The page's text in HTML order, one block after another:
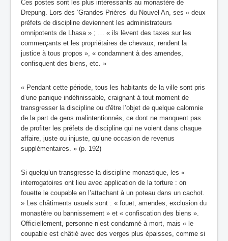
Ces postes sont les plus intéressants au monastère de
Drepung. Lors des ‘Grandes Prières’ du Nouvel An, ses « deux
préfets de discipline deviennent les administrateurs
omnipotents de Lhasa » ; … « ils lèvent des taxes sur les
commerçants et les propriétaires de chevaux, rendent la
justice à tous propos », « condamnent à des amendes,
confisquent des biens, etc. »
« Pendant cette période, tous les habitants de la ville sont pris
d’une panique indéfinissable, craignant à tout moment de
transgresser la discipline ou d'être l’objet de quelque calomnie
de la part de gens malintentionnés, ce dont ne manquent pas
de profiter les préfets de discipline qui ne voient dans chaque
affaire, juste ou injuste, qu’une occasion de revenus
supplémentaires. » (p. 192)
Si quelqu’un transgresse la discipline monastique, les «
interrogatoires ont lieu avec application de la torture : on
fouette le coupable en l’attachant à un poteau dans un cachot.
» Les châtiments usuels sont : « fouet, amendes, exclusion du
monastère ou bannissement » et « confiscation des biens ».
Officiellement, personne n’est condamné à mort, mais « le
coupable est châtié avec des verges plus épaisses, comme si